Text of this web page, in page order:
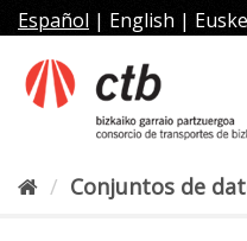
al
contenido
Español | English |
Conjuntos de